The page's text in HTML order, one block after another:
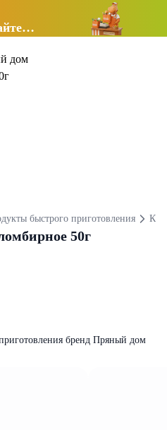
быстрого приготовления
50г
бренд Пряный дом